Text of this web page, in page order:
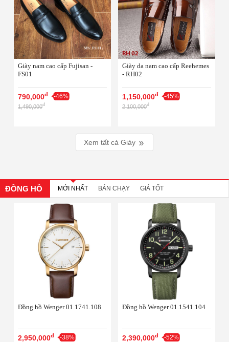
Giày nam cao cấp Fujisan -
FS01
790,000đ -46%
1,490,000đ
Giày da nam cao cấp Reehemes
- RH02
1,150,000đ -45%
2,100,000đ
Xem tất cả Giày
ĐỒNG HỒ MỚI NHẤT BÁN CHẠY GIÁ TỐT
Đồng hồ Wenger 01.1741.108
2,950,000đ -38%
Đồng hồ Wenger 01.1541.104
2,390,000đ -52%